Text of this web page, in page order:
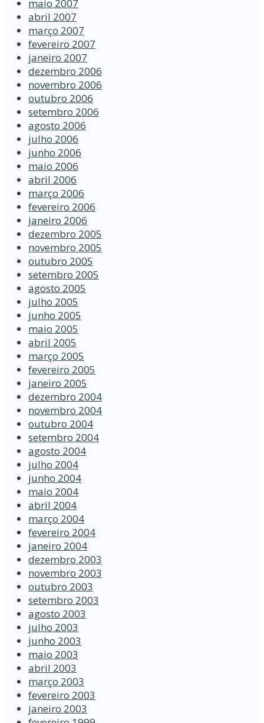
maio 2007
abril 2007
março 2007
fevereiro 2007
janeiro 2007
dezembro 2006
novembro 2006
outubro 2006
setembro 2006
agosto 2006
julho 2006
junho 2006
maio 2006
abril 2006
março 2006
fevereiro 2006
janeiro 2006
dezembro 2005
novembro 2005
outubro 2005
setembro 2005
agosto 2005
julho 2005
junho 2005
maio 2005
abril 2005
março 2005
fevereiro 2005
janeiro 2005
dezembro 2004
novembro 2004
outubro 2004
setembro 2004
agosto 2004
julho 2004
junho 2004
maio 2004
abril 2004
março 2004
fevereiro 2004
janeiro 2004
dezembro 2003
novembro 2003
outubro 2003
setembro 2003
agosto 2003
julho 2003
junho 2003
maio 2003
abril 2003
março 2003
fevereiro 2003
janeiro 2003